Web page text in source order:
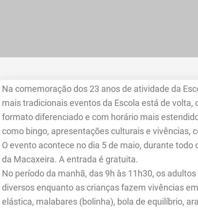
Na comemoração dos 23 anos de atividade da
mais tradicionais eventos da Escola está de volta,
formato diferenciado e com horário mais
como bingo, apresentações culturais e vivências,
O evento acontece no dia 5 de maio, durante todo
da Macaxeira. A entrada é gratuita.
No período da manhã, das 9h às 11h30, os
diversos enquanto as crianças fazem vivências
elástica, malabares (bolinha), bola de equilíbrio,